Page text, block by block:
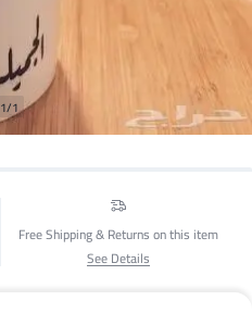
1/1
Free Shipping & Returns on this item
See Details